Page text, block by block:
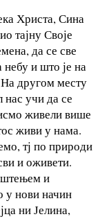
Христа, Сина
тајну Своје
да се све
небу и што је на
другом месту
учи да се
живели више
живи у нама.
тј по природи
и оживети.
и
нови начин
ни Јелина,